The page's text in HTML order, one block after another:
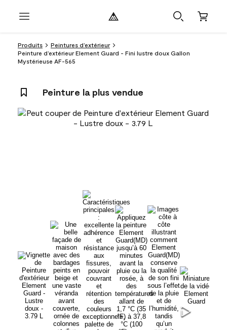
Produits
Peintures d’extérieur
Peinture d’extérieur Element Guard - Fini lustre doux Gallon
Mystérieuse AF-565
Peinture la plus vendue